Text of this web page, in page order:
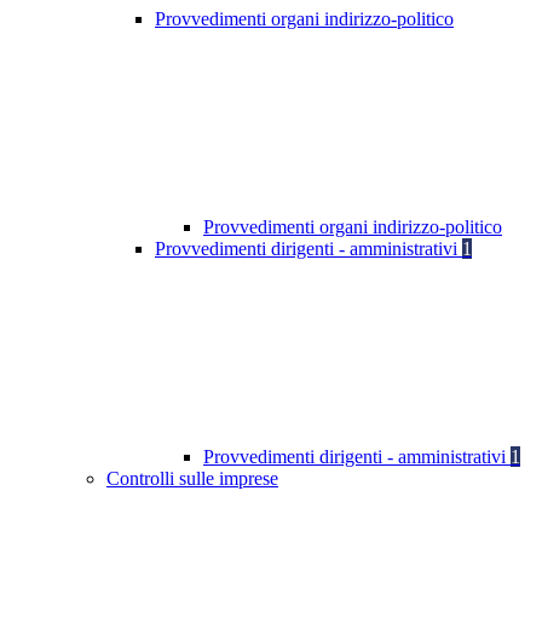
Provvedimenti organi indirizzo-politico
Provvedimenti organi indirizzo-politico
Provvedimenti dirigenti - amministrativi 1
Provvedimenti dirigenti - amministrativi 1
Controlli sulle imprese